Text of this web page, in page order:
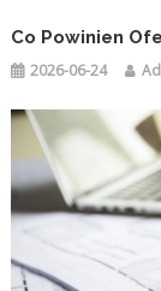
Co Powinien
2026-06-24